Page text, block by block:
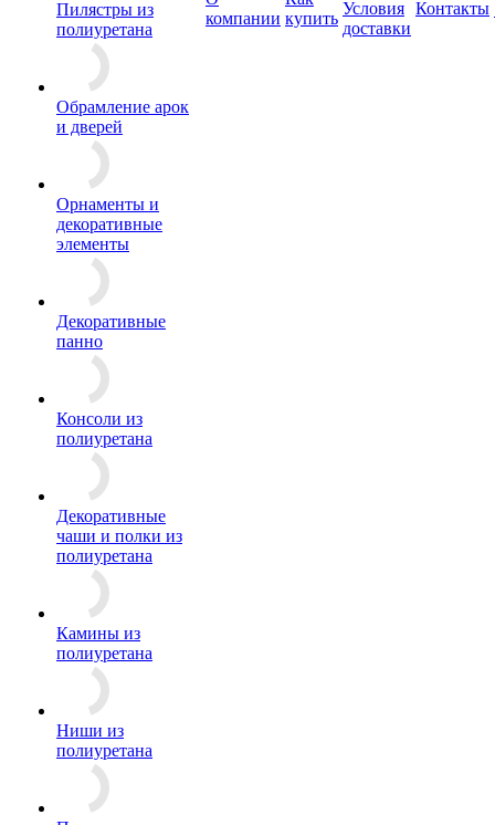
Пилястры из
полиуретана
Обрамление арок
и дверей
Орнаменты и
декоративные
элементы
Декоративные
панно
Консоли из
полиуретана
Декоративные
чаши и полки из
полиуретана
Камины из
полиуретана
Ниши из
полиуретана
компании купить
Условия
доставки
Контакты